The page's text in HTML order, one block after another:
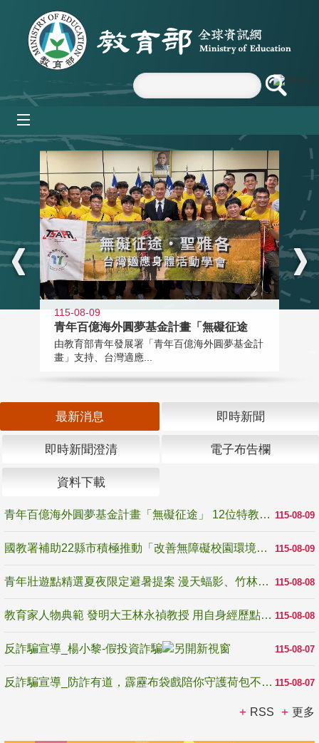
跳到主要內容區塊
:::
115-08-09
青年百億海外圓夢基金計畫「無礙征途
由教育部青年發展署「青年百億海外圓夢基金計
畫」支持、台灣適應...
最新消息 即時新聞
即時新聞澄清 電子布告欄
資料下載
115-08-09
青年百億海外圓夢基金計畫「無礙征途」 12位特教與弱勢青年勇闖西班牙 跨越感官限制見證生命蛻變
115-08-09
國教署補助22縣市積極推動「改善無障礙校園環境計畫」 打造友善、安全、無礙學習空間
115-08-08
青年壯遊點精選夏夜限定避暑提案 漫天蝠影、竹林尋蛙、茶香夜觀 邀青年暮色出發
115-08-08
教育家人物典範 發明大王林永禎教授 用自身經歷點亮學生的路
115-08-07
反詐騙宣導_楊小黎-假投資詐騙
115-08-07
反詐騙宣導_防詐有道，霹靂布袋戲陪你守護荷包不受騙
RSS 更多